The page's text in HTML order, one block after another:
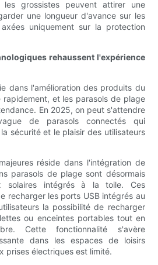
grossistes peuvent attirer une
une longueur d'avance sur les
uniquement sur la protection
rehaussent l'expérience
dans l'amélioration des produits du
et les parasols de plage
En 2025, on peut s'attendre
de parasols connectés qui
sécurité et le plaisir des utilisateurs
réside dans l'intégration de
parasols de plage sont désormais
solaires intégrés à la toile. Ces
recharger les ports USB intégrés au
la possibilité de recharger
ou enceintes portables tout en
Cette fonctionnalité s'avère
dans les espaces de loisirs
prises électriques est limité.